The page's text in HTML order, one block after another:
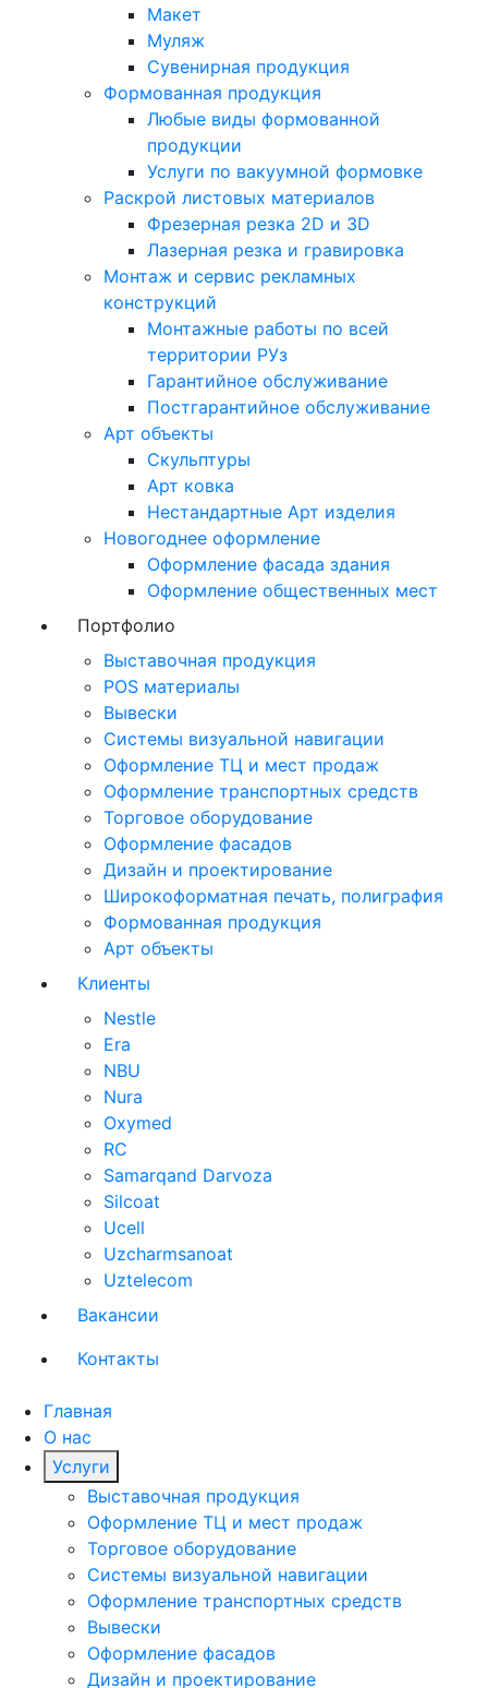
Макет
Муляж
Сувенирная продукция
Формованная продукция
Любые виды формованной
продукции
Услуги по вакуумной формовке
Раскрой листовых материалов
Фрезерная резка 2D и 3D
Лазерная резка и гравировка
Монтаж и сервис рекламных
конструкций
Монтажные работы по всей
территории РУз
Гарантийное обслуживание
Постгарантийное обслуживание
Арт объекты
Скульптуры
Арт ковка
Нестандартные Арт изделия
Новогоднее оформление
Оформление фасада здания
Оформление общественных мест
Портфолио
Выставочная продукция
POS материалы
Вывески
Системы визуальной навигации
Оформление ТЦ и мест продаж
Оформление транспортных средств
Торговое оборудование
Оформление фасадов
Дизайн и проектирование
Широкоформатная печать, полиграфия
Формованная продукция
Арт объекты
Клиенты
Nestle
Era
NBU
Nura
Oxymed
RC
Samarqand Darvoza
Silcoat
Ucell
Uzcharmsanoat
Uztelecom
Вакансии
Контакты
Главная
О нас
Услуги
Выставочная продукция
Оформление ТЦ и мест продаж
Торговое оборудование
Системы визуальной навигации
Оформление транспортных средств
Вывески
Оформление фасадов
Дизайн и проектирование